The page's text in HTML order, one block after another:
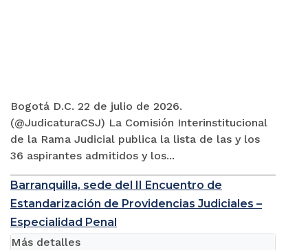
Bogotá D.C. 22 de julio de 2026.
(@JudicaturaCSJ) La Comisión Interinstitucional
de la Rama Judicial publica la lista de las y los
36 aspirantes admitidos y los...
Barranquilla, sede del II Encuentro de
Estandarización de Providencias Judiciales –
Especialidad Penal
Más detalles